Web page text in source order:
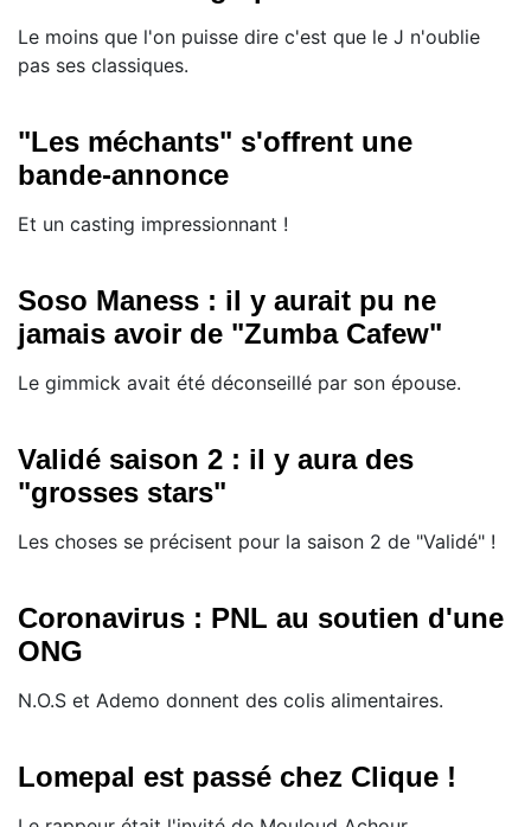
Le moins que l'on puisse dire c'est que le J n'oublie
pas ses classiques.
"Les méchants" s'offrent une
bande-annonce
Et un casting impressionnant !
Soso Maness : il y aurait pu ne
jamais avoir de "Zumba Cafew"
Le gimmick avait été déconseillé par son épouse.
Validé saison 2 : il y aura des
"grosses stars"
Les choses se précisent pour la saison 2 de "Validé" !
Coronavirus : PNL au soutien d'une
ONG
N.O.S et Ademo donnent des colis alimentaires.
Lomepal est passé chez Clique !